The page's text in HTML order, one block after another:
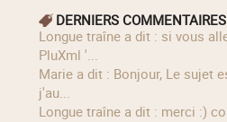
DERNIERS COMMENTAIRES
longue traîne a dit : si vous allez sur le forum de '
PluXml '...
Marie a dit : Bonjour, Le sujet est ancien, mais
j'au...
longue traîne a dit : merci :) connue, mais elle fait